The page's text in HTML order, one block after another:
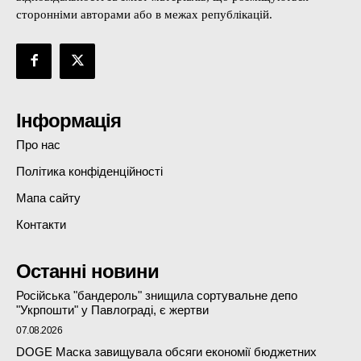
сторонніми авторами або в межах републікацій.
Інформація
Про нас
Політика конфіденційності
Мапа сайту
Контакти
Останні новини
Російська "бандероль" знищила сортувальне депо
"Укрпошти" у Павлограді, є жертви
07.08.2026
DOGE Маска завищувала обсяги економії бюджетних